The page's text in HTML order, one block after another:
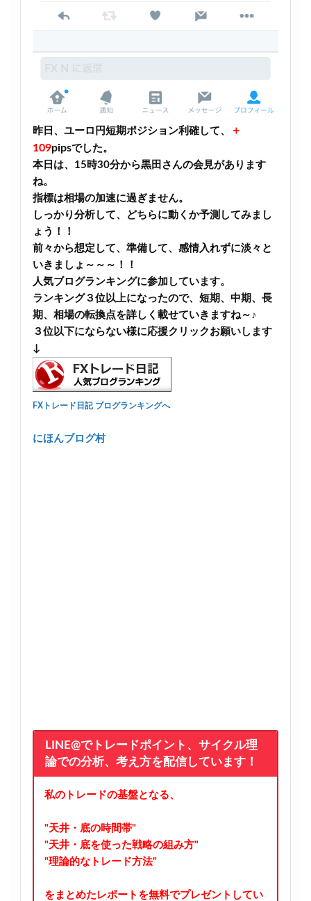
昨日、ユーロ円短期ポジション利確して、
＋
109pipsでした。
本日は、15時30分から黒田さんの会見があります
ね。
指標は相場の加速に過ぎません。
しっかり分析して、どちらに動くか予測してみまし
ょう！！
前々から想定して、準備して、感情入れずに淡々と
いきましょ～～～！！
人気ブログランキングに参加しています。
ランキング３位以上になったので、短期、中期、長
期、相場の転換点を詳しく載せていきますね～♪
３位以下にならない様に応援クリックお願いします
↓
FXトレード日記 ブログランキングへ
にほんブログ村
LINE@でトレードポイント、サイクル理
論での分析、考え方を配信しています！
私のトレードの基盤となる、
"天井・底の時間帯"
"天井・底を使った戦略の組み方"
"理論的なトレード方法"
をまとめたレポートを無料でプレゼントしてい